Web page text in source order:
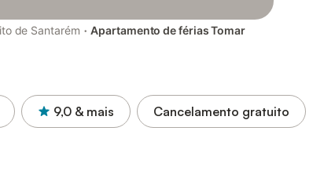
de Santarém · Apartamento de férias Tomar
9,0 & mais Cancelamento gratuito